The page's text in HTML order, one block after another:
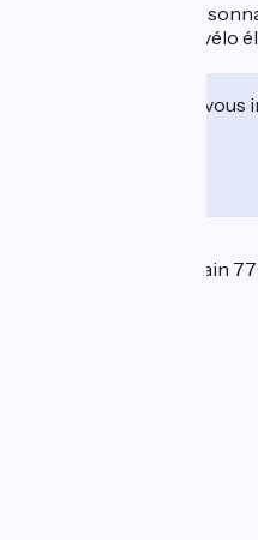
Vente et conseils
Vous recherchez un vélo
Cet établissement
21 boulevard Chamblain